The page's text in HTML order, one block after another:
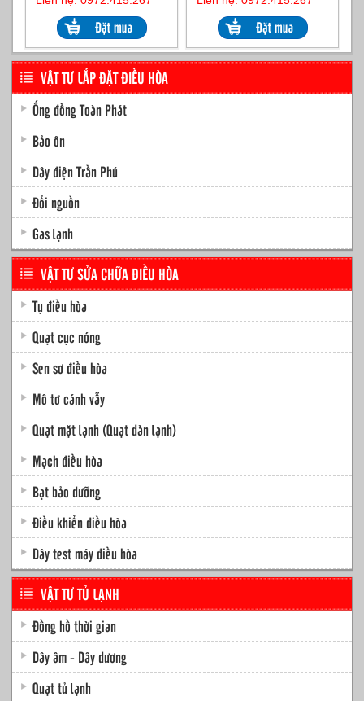
VẬT TƯ LẮP ĐẶT ĐIỀU HÒA
Ống đồng Toàn Phát
Bảo ôn
Dây điện Trần Phú
Đổi nguồn
Gas lạnh
VẬT TƯ SỬA CHỮA ĐIỀU HÒA
Tụ điều hòa
Quạt cục nóng
Sen sơ điều hòa
Mô tơ cánh vẫy
Quạt mặt lạnh (Quạt dàn lạnh)
Mạch điều hòa
Bạt bảo dưỡng
Điều khiển điều hòa
Dây test máy điều hòa
VẬT TƯ TỦ LẠNH
Đồng hồ thời gian
Dây âm - Dây dương
Quạt tủ lạnh